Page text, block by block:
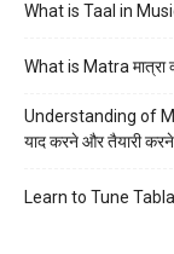
What is Taal in
What is Matra मात्रा
Understanding of
याद करने और तैयारी
Learn to Tune